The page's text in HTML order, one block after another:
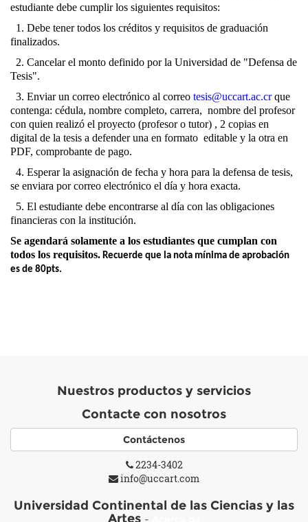
estudiante debe cumplir los siguientes requisitos:
1. Debe tener todos los créditos y requisitos de graduación
finalizados.
2. Cancelar el monto definido por la Universidad de "Defensa de
Tesis".
3. Enviar un correo electrónico al correo tesis@uccart.ac.crque
contenga: cédula, nombre completo, carrera, nombre del profesor
con quien realizó el proyecto (profesor o tutor) , 2 copias en
digital de la tesis a defender una en formato editable y la otra en
PDF, comprobante de pago.
4. Esperar la asignación de fecha y hora para la defensa de tesis,
se enviara por correo electrónico el día y hora exacta.
5. El estudiante debe encontrarse al día con las obligaciones
financieras con la institución.
Se agendará solamente a los estudiantes que cumplan con
todos los requisitos. Recuerde que la nota mínima de aprobación
es de 80pts.
Nuestros productos y servicios
Contacte con nosotros
Contáctenos
2234-3402
info@uccart.com
Universidad Continental de las Ciencias y las
Artes -